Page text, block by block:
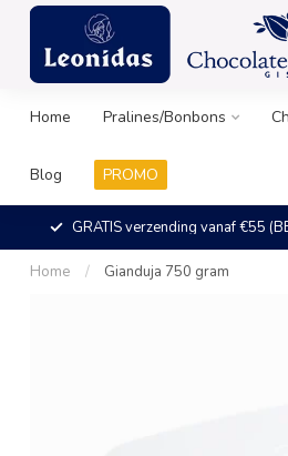
Home Pralines/Bonbons
Blog PROMO
GRATIS verzending vanaf €55
Home / Gianduja 750 gram